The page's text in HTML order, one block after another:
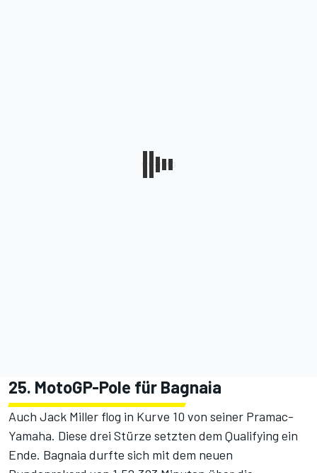
25. MotoGP-Pole für Bagnaia
Auch Jack Miller flog in Kurve 10 von seiner Pramac-
Yamaha. Diese drei Stürze setzten dem Qualifying ein
Ende. Bagnaia durfte sich mit dem neuen